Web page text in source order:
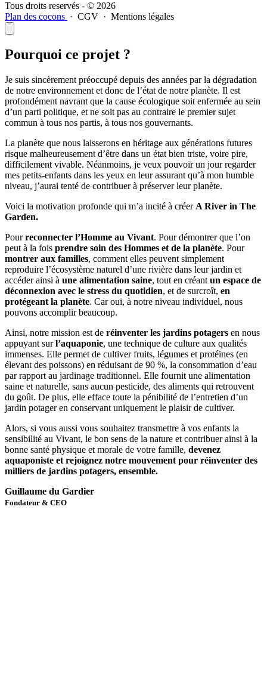
Tous droits reservés - © 2026
Plan des cocons · CGV · Mentions légales
Pourquoi ce projet ?
Je suis sincèrement préoccupé depuis des années par la dégradation
de notre environnement et donc de l’état de notre planète. Il est
profondément navrant que la cause écologique soit enfermée au sein
d’un parti politique, et ne soit pas au contraire le premier sujet
commun à tous nos partis, à tous nos gouvernants.
La planète que nous laisserons en héritage aux générations futures
risque malheureusement d’être dans un état bien triste, voire pire,
difficilement vivable. Néanmoins, je veux pouvoir un jour regarder
mes petits-enfants dans les yeux en leur assurant qu’à mon humble
niveau, j’aurai tenté de contribuer à préserver leur planète.
Voici la motivation profonde qui m’a incité à créer A River in The
Garden.
Pourreconnecter l’Homme au Vivant. Pour démontrer que l’on
peut à la fois prendre soin des Hommes et de la planète. Pour
montrer aux familles, comment elles peuvent simplement
reproduire l’écosystème naturel d’une rivière dans leur jardin et
accéder ainsi à une alimentation saine, tout en créant un espace de
déconnexion avec le stress du quotidien, et de surcroît, en
protégeant la planète. Car oui, à notre niveau individuel, nous
pouvons accomplir beaucoup.
Ainsi, notre mission est de réinventer les jardins potagers en nous
appuyant surl’aquaponie, une technique de culture aux qualités
immenses. Elle permet de cultiver fruits, légumes et protéines (en
élevant des poissons) en réduisant de 90 %, la consommation d’eau
par rapport au jardinage traditionnel. Elle fournit une alimentation
saine et naturelle, sans aucun pesticide, des aliments qui retrouvent
du goût. De plus, elle efface toute la pénibilité de l’entretien d’un
jardin potager en conservant uniquement le plaisir de cultiver.
Alors, si vous aussi vous souhaitez transmettre à vos enfants la
sensibilité au Vivant, le bon sens de la nature et contribuer ainsi à la
bonne santé physique et morale de votre famille, devenez
aquaponiste et rejoignez notre mouvement pour réinventer des
milliers de jardins potagers, ensemble.
Guillaume du Gardier
Fondateur & CEO